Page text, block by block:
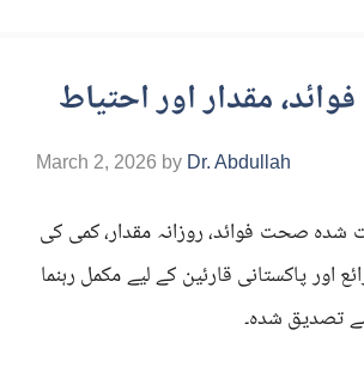
مقدار اور احتیاط
March 2, 2026 by Dr. Abdullah
شدہ صحت فوائد، روزانہ مقدار، کمی کی
اور پاکستانی قارئین کے لیے مکمل رہنما
تصدیق شدہ۔